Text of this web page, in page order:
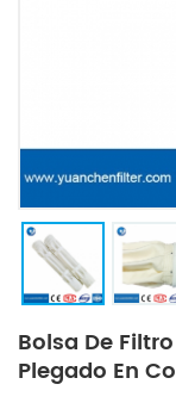
Bolsa De
Plegado En